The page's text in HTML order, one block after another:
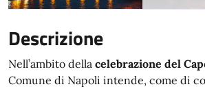
Descrizione
Nell’ambito della celebrazione del
Comune di Napoli intende, come di